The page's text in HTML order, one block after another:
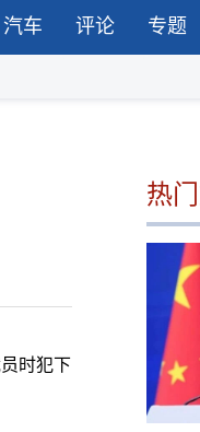
汽车 评论 专题
时犯下
热